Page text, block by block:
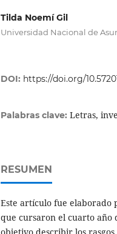
Tilda Noemí Gil
Universidad Nacional de
DOI: https://doi.org/
Palabras clave: Letras,
RESUMEN
Este artículo fue elaborado
que cursaron el cuarto año